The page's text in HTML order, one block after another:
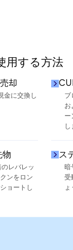
する方法
却
金に交換し
ブ
お
ー
し
物
レバレッ
ンをロン
ョートし
ス
暗
受
ょ